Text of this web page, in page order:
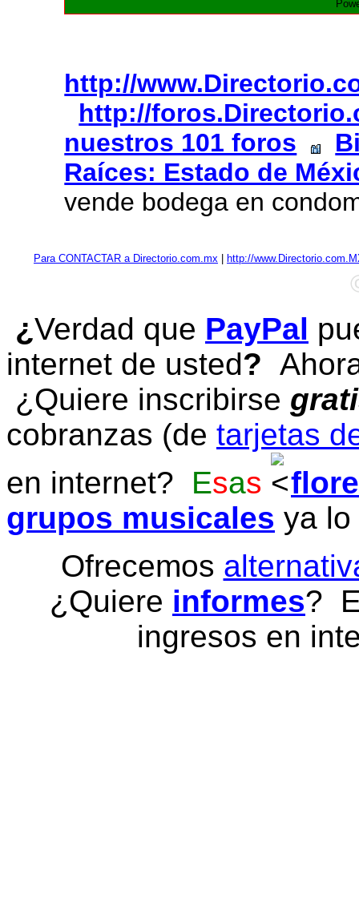
http://
http://
nuestros 101 foros
Raíces: Estado de
vende bodega en
Para CONTACTAR a Directorio.com.mx http://
¿Verdad que PayPal
internet de usted?
¿Quiere inscribirse
cobranzas (de tarjetas
en internet? Esas
grupos musicales ya
Ofrecemos
¿Quiere informes?
ingresos en